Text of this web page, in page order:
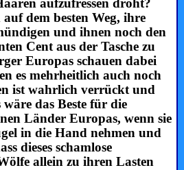
aufzufressen droht?
dem besten Weg, ihre
und ihnen noch den
Cent aus der Tasche zu
Europas schauen dabei
es mehrheitlich auch noch
ist wahrlich verrückt und
das Beste für die
Länder Europas, wenn sie
in die Hand nehmen und
dieses schamlose
allein zu ihren Lasten